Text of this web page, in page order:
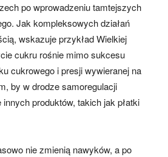
po wprowadzeniu tamtejszych
Jak kompleksowych działań
wskazuje przykład Wielkiej
cukru rośnie mimo sukcesu
cukrowego i presji wywieranej na
by w drodze samoregulacji
innych produktów, takich jak płatki
nie zmienią nawyków, a po